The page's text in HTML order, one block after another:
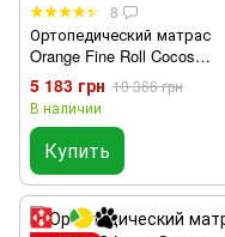
8
Ортопедический матрас
Orange Fine Roll Cocos
120x200
5 183 грн 10 366 грн
В наличии
Купить